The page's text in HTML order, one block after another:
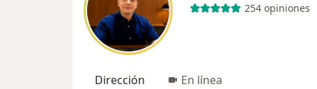
254 opiniones
Dirección En línea